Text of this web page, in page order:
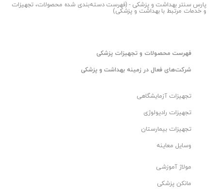
پارس سنتربهداشت و پزشکی - (فهرست دسته‌بندی شده محصولات، تجهیزات
و خدمات مرتبط با بهداشت و پزشکی)
فهرست محصولات و تجهیزات پزشکی
شرکت‌های فعال در زمینه بهداشت و پزشکی
تجهیزات آزمایشگاهی
تجهیزات رادیولوژی
تجهیزات بیمارستان
وسایل معاینه
مولاژ آموزشی
مانکن پزشکی